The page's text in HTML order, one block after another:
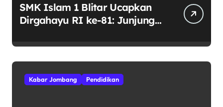
SMK Islam 1 Blitar Ucapkan
Dirgahayu RI ke-81: Junjung
Kebhinekaan
Kabar Jombang Pendidikan